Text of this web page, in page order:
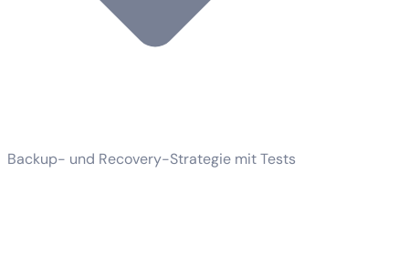
Backup- und Recovery-Strategie mit Tests